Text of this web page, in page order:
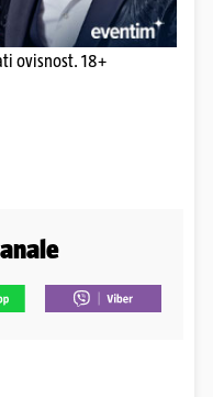
ovisnost. 18+